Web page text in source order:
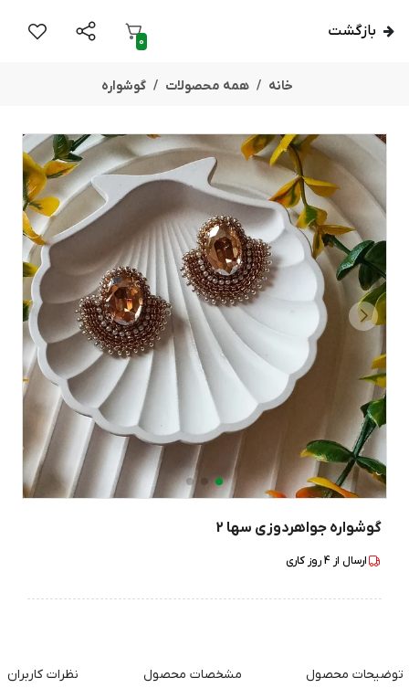
بازگشت
0
خانه همه محصولات گوشواره
گوشواره جواهردوزی سها 2
ارسال از 4روز کاری
توضیحات محصول مشخصات محصول نظرات کاربران